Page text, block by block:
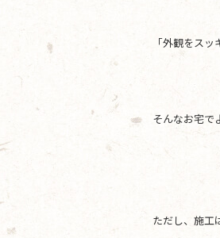
「外観をスッ
そんなお宅で
ただし、施工